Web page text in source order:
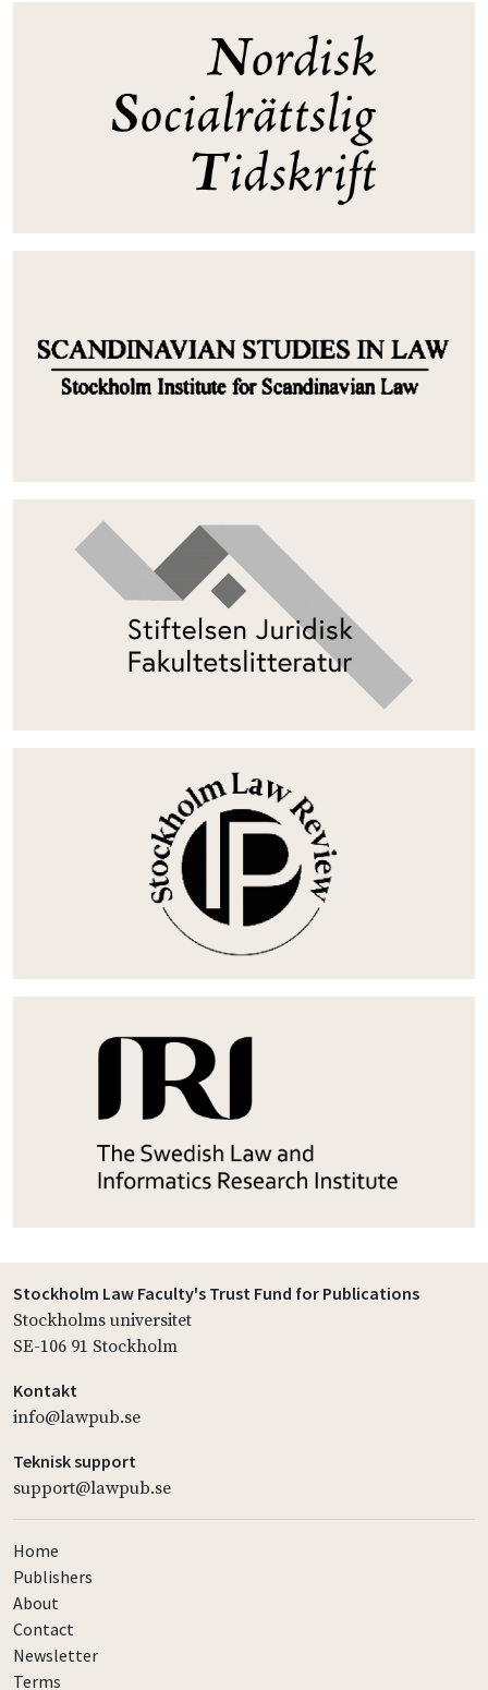
Stockholm Law Faculty's Trust Fund for Publications
Stockholms universitet
SE-106 91 Stockholm
Kontakt
info@lawpub.se
Teknisk support
support@lawpub.se
Home
Publishers
About
Contact
Newsletter
Terms